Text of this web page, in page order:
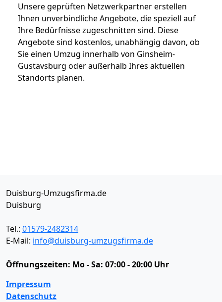
Unsere geprüften Netzwerkpartner erstellen
Ihnen unverbindliche Angebote, die speziell auf
Ihre Bedürfnisse zugeschnitten sind. Diese
Angebote sind kostenlos, unabhängig davon, ob
Sie einen Umzug innerhalb von Ginsheim-
Gustavsburg oder außerhalb Ihres aktuellen
Standorts planen.
Duisburg-Umzugsfirma.de
Duisburg
Tel.: 01579-2482314
E-Mail: info@duisburg-umzugsfirma.de
Öffnungszeiten: Mo - Sa: 07:00 - 20:00 Uhr
Impressum
Datenschutz